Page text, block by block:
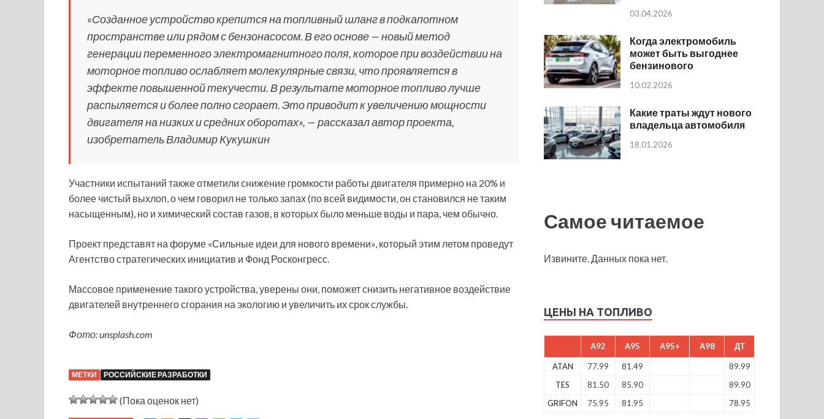
«Созданное устройство крепится на топливный шланг в подкапотном
пространстве или рядом с бензонасосом. В его основе — новый метод
генерации переменного электромагнитного поля, которое при воздействии на
моторное топливо ослабляет молекулярные связи, что проявляется в
эффекте повышенной текучести. В результате моторное топливо лучше
распыляется и более полно сгорает. Это приводит к увеличению мощности
двигателя на низких и средних оборотах», — рассказал автор проекта,
изобретатель Владимир Кукушкин
Участники испытаний также отметили снижение громкости работы двигателя примерно на 20% и
более чистый выхлоп, о чем говорил не только запах (по всей видимости, он становился не таким
насыщенным), но и химический состав газов, в которых было меньше воды и пара, чем обычно.
Проект представят на форуме «Сильные идеи для нового времени», который этим летом проведут
Агентство стратегических инициатив и Фонд Росконгресс.
Массовое применение такого устройства, уверены они, поможет снизить негативное воздействие
двигателей внутреннего сгорания на экологию и увеличить их срок службы.
Фото: unsplash.com
МЕТКИ РОССИЙСКИЕ РАЗРАБОТКИ
(Пока оценок нет)
03.04.2026
Когда электромобиль
может быть выгоднее
бензинового
10.02.2026
Какие траты ждут нового
владельца автомобиля
18.01.2026
Самое читаемое
Извините. Данных пока нет.
ЦЕНЫ НА ТОПЛИВО
A92 A95 A95+ A98 ДТ
ATAN 77.99 81.49
89.99
TES
81.50 85.90
89.90
GRIFON
75.95 81.95 78.95